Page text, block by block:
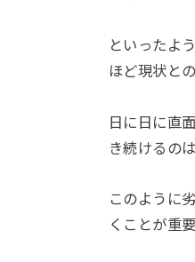
といったよ
ほど現状と
日に日に直
き続けるの
このように
くことが重